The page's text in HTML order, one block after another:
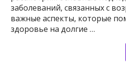
заболеваний, связанных с
важные аспекты, которые
здоровье на долгие …